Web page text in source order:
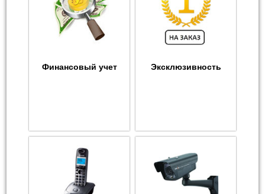
Финансовый учет Эксклюзивность